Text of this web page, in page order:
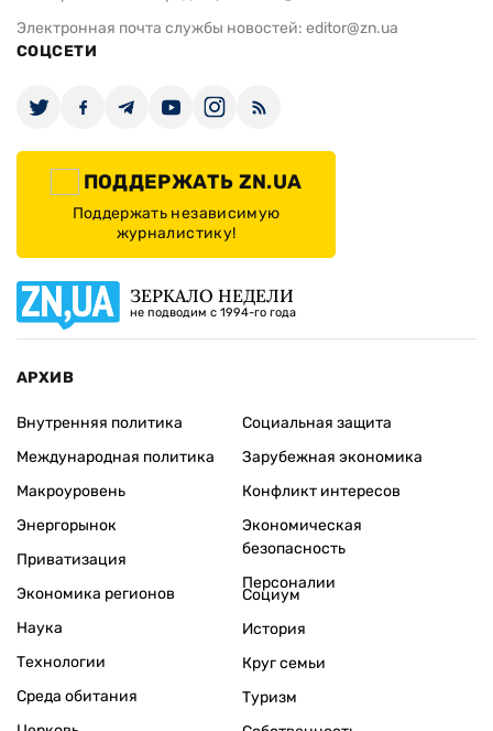
Электронная почта службы новостей: editor@zn.ua
СОЦСЕТИ
ПОДДЕРЖАТЬ ZN.UA
Поддержать независимую
журналистику!
ЗЕРКАЛО НЕДЕЛИ
не подводим с 1994-го года
АРХИВ
Внутренняя политика
Международная политика
Макроуровень
Энергорынок
Приватизация
Экономика регионов
Социальная защита
Зарубежная экономика
Конфликт интересов
Экономическая
безопасность
Персоналии
Наука
Технологии
Среда обитания
Социум
История
Круг семьи
Туризм